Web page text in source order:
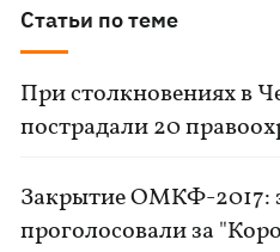
Статьи по теме
При столкновениях в
пострадали 20
Закрытие ОМКФ-2017:
проголосовали за